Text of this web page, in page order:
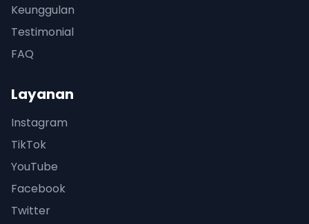
Keunggulan
Testimonial
FAQ
Layanan
Instagram
TikTok
YouTube
Facebook
Twitter